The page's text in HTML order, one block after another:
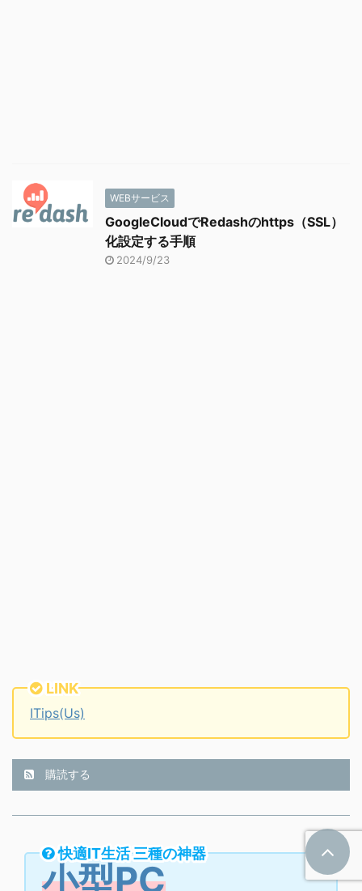
WEBサービス
GoogleCloudでRedashのhttps（SSL）
化設定する手順
2024/9/23
LINK
ITips(Us)
購読する
快適IT生活 三種の神器
小型PC